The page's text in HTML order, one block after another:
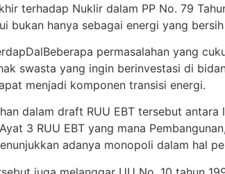
terhadap Nuklir dalam PP No. 79
bukan hanya sebagai energi yang
permasalahan yang
swasta yang ingin berinvestasi di
menjadi komponen transisi energi.
dalam draft RUU EBT tersebut
3 RUU EBT yang mana
adanya monopoli dalam hal